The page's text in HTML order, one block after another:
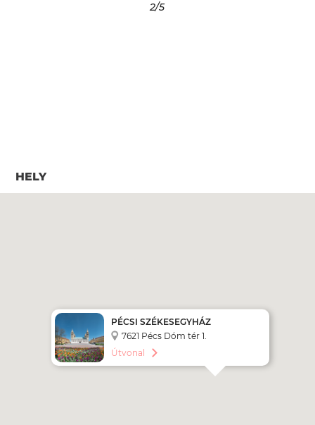
2/5
HELY
PÉCSI SZÉKESEGYHÁZ
7621 Pécs Dóm tér 1.
Útvonal